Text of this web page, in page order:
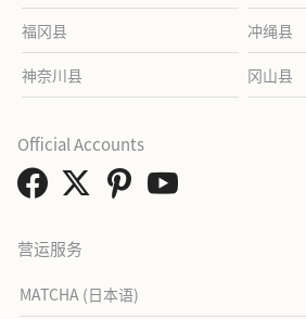
福冈县 冲绳县
神奈川县 冈山县
营运服务
MATCHA (日本语)
Official Accounts